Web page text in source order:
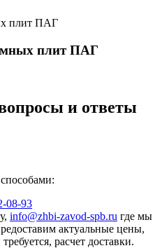
плит ПАГ
и ответы
08-93
info@zhbi-zavod-spb.ru где мы
актуальные цены,
расчет доставки.